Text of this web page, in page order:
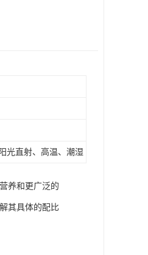
光直射、高温、潮湿
养和更广泛的
其具体的配比